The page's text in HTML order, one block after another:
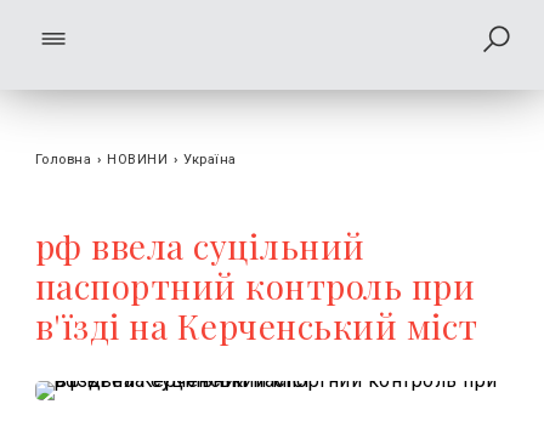
Головна › НОВИНИ › Україна
рф ввела суцільний
паспортний контроль при
в'їзді на Керченський міст